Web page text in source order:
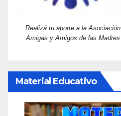
Realizá tu aporte a la Asociación
Amigas y Amigos de las Madres
Material Educativo